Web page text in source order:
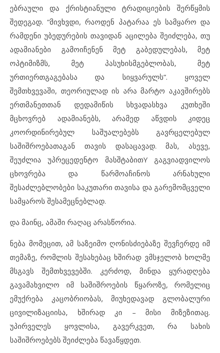
ებრაული და ქრისტიანული ტრადიციების შერწყმის
შედეგად. “მივხვდი, რაოდენ პატარაა ეს სამყარო და
რამდენი უბედურების თავიდან აცილება შეიძლება, თუ
ადამიანები გამოიჩენენ მეტ გაბედულებას, მეტ
ოპტიმიზმს, მეტ პასუხისმგებლობას, მეტ
ურთიერთგაგებასა და სიყვარულს”. ყოველ
შემთხვევაში, თეორიულად ის არა მარტო აკავშირებს
ერთმანეთთან დედამიწის სხვადასხვა კუთხეში
მცხოვრებ ადამიანებს, არამედ აწვდის კიდეც
კოორდინირებულ საშუალებებს გავრცელებულ
საშიშროებათაგან თავის დასაცავად. მას, ასევე,
შეუძლია უპრეცედენტო მასშტაბითY გაგვიადვილოს
ცხოვრება და წარმოაჩინოს არნახული
შესაძლებლობები საკუთარი თავისა და გარემომცველი
სამყაროს შესამეცნებლად.
და მაინც, ამაში რაღაც არასწორია.
ნება მომეცით, ამ საზეიმო ღონისძიებაზე შევჩერდე იმ
თემაზე, რომლის შესახებაც ხშირად ვმსჯელობ ხოლმე
მსგავს შემთხვევებში. კერძოდ, მინდა ყურადღება
გავამახვილო იმ საშიშროების წყაროზე, რომელიც
ემუქრება კაცობრიობას, მიუხედავად გლობალური
ცივილიზაციისა, ხშირად კი – მისი მიზეზითაც.
უპირველეს ყოვლისა, გავერკვეთ, რა სახის
საშიშროებებს შეიძლება წავაწყდეთ.